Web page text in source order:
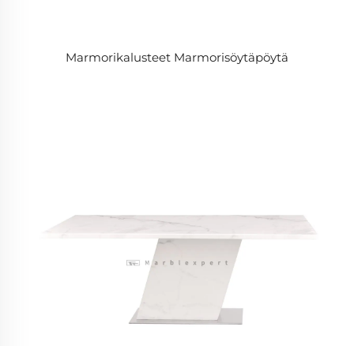
Marmorikalusteet Marmorisöytäpöytä